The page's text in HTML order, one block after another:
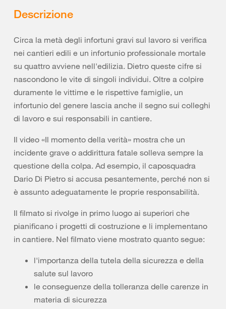
Descrizione
Circa la metà degli infortuni gravi sul lavoro si verifica
nei cantieri edili e un infortunio professionale mortale
su quattro avviene nell'edilizia. Dietro queste cifre si
nascondono le vite di singoli individui. Oltre a colpire
duramente le vittime e le rispettive famiglie, un
infortunio del genere lascia anche il segno sui colleghi
di lavoro e sui responsabili in cantiere.
Il video «Il momento della verità» mostra che un
incidente grave o addirittura fatale solleva sempre la
questione della colpa. Ad esempio, il caposquadra
Dario Di Pietro si accusa pesantemente, perché non si
è assunto adeguatamente le proprie responsabilità.
Il filmato si rivolge in primo luogo ai superiori che
pianificano i progetti di costruzione e li implementano
in cantiere. Nel filmato viene mostrato quanto segue:
l'importanza della tutela della sicurezza e della
salute sul lavoro
le conseguenze della tolleranza delle carenze in
materia di sicurezza